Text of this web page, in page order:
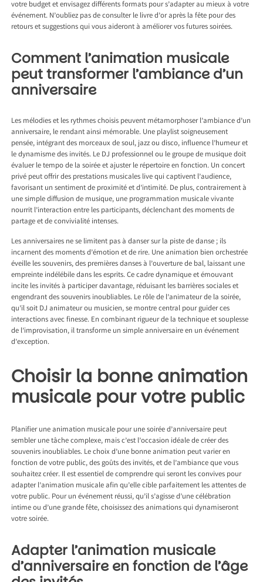
votre budget et envisagez différents formats pour s’adapter au mieux à votre
événement. N’oubliez pas de consulter le livre d’or après la fête pour des
retours et suggestions qui vous aideront à améliorer vos futures soirées.
Comment l’animation musicale
peut transformer l’ambiance d’un
anniversaire
Les mélodies et les rythmes choisis peuvent métamorphoser l’ambiance d’un
anniversaire, le rendant ainsi mémorable. Une playlist soigneusement
pensée, intégrant des morceaux de soul, jazz ou disco, influence l’humeur et
le dynamisme des invités. Le DJ professionnel ou le groupe de musique doit
évaluer le tempo de la soirée et ajuster le répertoire en fonction. Un concert
privé peut offrir des prestations musicales live qui captivent l’audience,
favorisant un sentiment de proximité et d’intimité. De plus, contrairement à
une simple diffusion de musique, une programmation musicale vivante
nourrit l’interaction entre les participants, déclenchant des moments de
partage et de convivialité intenses.
Les anniversaires ne se limitent pas à danser sur la piste de danse ; ils
incarnent des moments d’émotion et de rire. Une animation bien orchestrée
éveille les souvenirs, des premières danses à l’ouverture de bal, laissant une
empreinte indélébile dans les esprits. Ce cadre dynamique et émouvant
incite les invités à participer davantage, réduisant les barrières sociales et
engendrant des souvenirs inoubliables. Le rôle de l’animateur de la soirée,
qu’il soit DJ animateur ou musicien, se montre central pour guider ces
interactions avec finesse. En combinant rigueur de la technique et souplesse
de l’improvisation, il transforme un simple anniversaire en un événement
d’exception.
Choisir la bonne animation
musicale pour votre public
Planifier une animation musicale pour une soirée d’anniversaire peut
sembler une tâche complexe, mais c’est l’occasion idéale de créer des
souvenirs inoubliables. Le choix d’une bonne animation peut varier en
fonction de votre public, des goûts des invités, et de l’ambiance que vous
souhaitez créer. Il est essentiel de comprendre qui seront les convives pour
adapter l’animation musicale afin qu’elle cible parfaitement les attentes de
votre public. Pour un événement réussi, qu’il s’agisse d’une célébration
intime ou d’une grande fête, choisissez des animations qui dynamiseront
votre soirée.
Adapter l’animation musicale
d’anniversaire en fonction de l’âge